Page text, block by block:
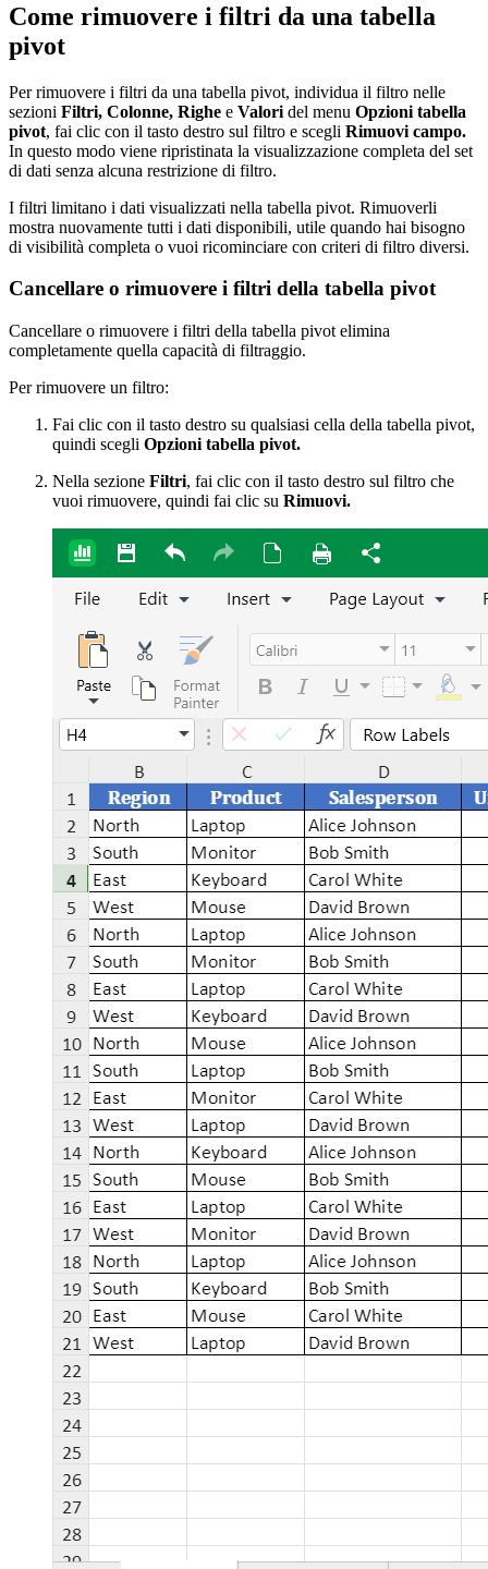
Come rimuovere i filtri da una tabella
pivot
Per rimuovere i filtri da una tabella pivot, individua il filtro nelle
sezioni Filtri, Colonne, Righe e Valori del menu Opzioni tabella
pivot, fai clic con il tasto destro sul filtro e scegli Rimuovi campo.
In questo modo viene ripristinata la visualizzazione completa del set
di dati senza alcuna restrizione di filtro.
I filtri limitano i dati visualizzati nella tabella pivot. Rimuoverli
mostra nuovamente tutti i dati disponibili, utile quando hai bisogno
di visibilità completa o vuoi ricominciare con criteri di filtro diversi.
Cancellare o rimuovere i filtri della tabella pivot
Cancellare o rimuovere i filtri della tabella pivot elimina
completamente quella capacità di filtraggio.
Per rimuovere un filtro:
Fai clic con il tasto destro su qualsiasi cella della tabella pivot,
quindi scegli Opzioni tabella pivot.
Nella sezione Filtri, fai clic con il tasto destro sul filtro che
vuoi rimuovere, quindi fai clic su Rimuovi.